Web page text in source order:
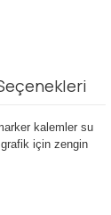
kalemler su
için zengin
diğer